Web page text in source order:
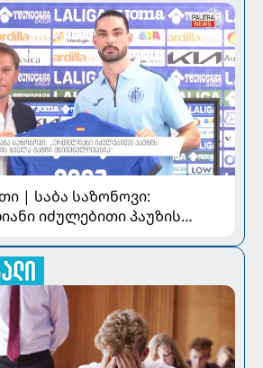
| საბა საზონოვი:
იძულებითი პაუზის